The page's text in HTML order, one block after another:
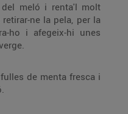
meló i renta'l molt
ne la pela, per la
ho i afegeix-hi unes
de menta fresca i